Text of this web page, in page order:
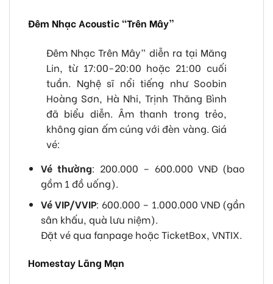
Đêm Nhạc Acoustic “Trên Mây”
Đêm Nhạc Trên Mây” diễn ra tại Măng
Lin, từ 17:00-20:00 hoặc 21:00 cuối
tuần. Nghệ sĩ nổi tiếng như Soobin
Hoàng Sơn, Hà Nhi, Trịnh Thăng Bình
đã biểu diễn. Âm thanh trong trẻo,
không gian ấm cúng với đèn vàng. Giá
vé:
Vé thường: 200.000 – 600.000 VNĐ (bao
gồm 1 đồ uống).
Vé VIP/VVIP: 600.000 – 1.000.000 VNĐ (gần
sân khấu, quà lưu niệm).
Đặt vé qua fanpage hoặc TicketBox, VNTIX.
Homestay Lãng Mạn